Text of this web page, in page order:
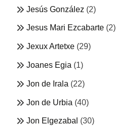
Jesús González (2)
Jesus Mari Ezcabarte (2)
Jexux Artetxe (29)
Joanes Egia (1)
Jon de Irala (22)
Jon de Urbia (40)
Jon Elgezabal (30)